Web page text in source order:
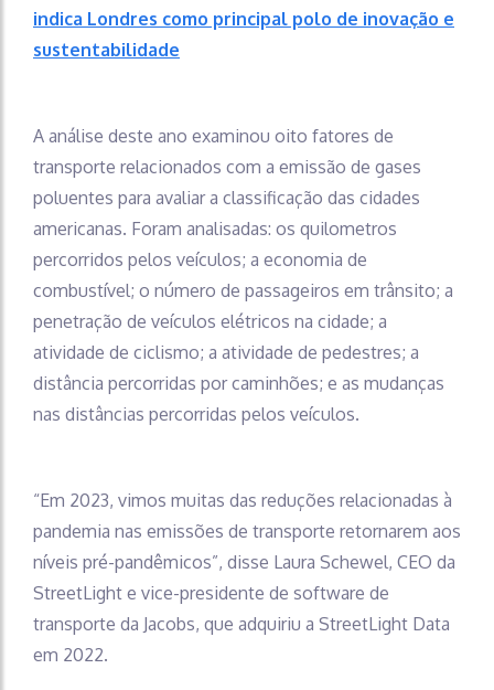
indica Londres como principal polo de inovação e
sustentabilidade
A análise deste ano examinou oito fatores de
transporte relacionados com a emissão de gases
poluentes para avaliar a classificação das cidades
americanas. Foram analisadas: os quilometros
percorridos pelos veículos; a economia de
combustível; o número de passageiros em trânsito; a
penetração de veículos elétricos na cidade; a
atividade de ciclismo; a atividade de pedestres; a
distância percorridas por caminhões; e as mudanças
nas distâncias percorridas pelos veículos.
“Em 2023, vimos muitas das reduções relacionadas à
pandemia nas emissões de transporte retornarem aos
níveis pré-pandêmicos”, disse Laura Schewel, CEO da
StreetLight e vice-presidente de software de
transporte da Jacobs, que adquiriu a StreetLight Data
em 2022.